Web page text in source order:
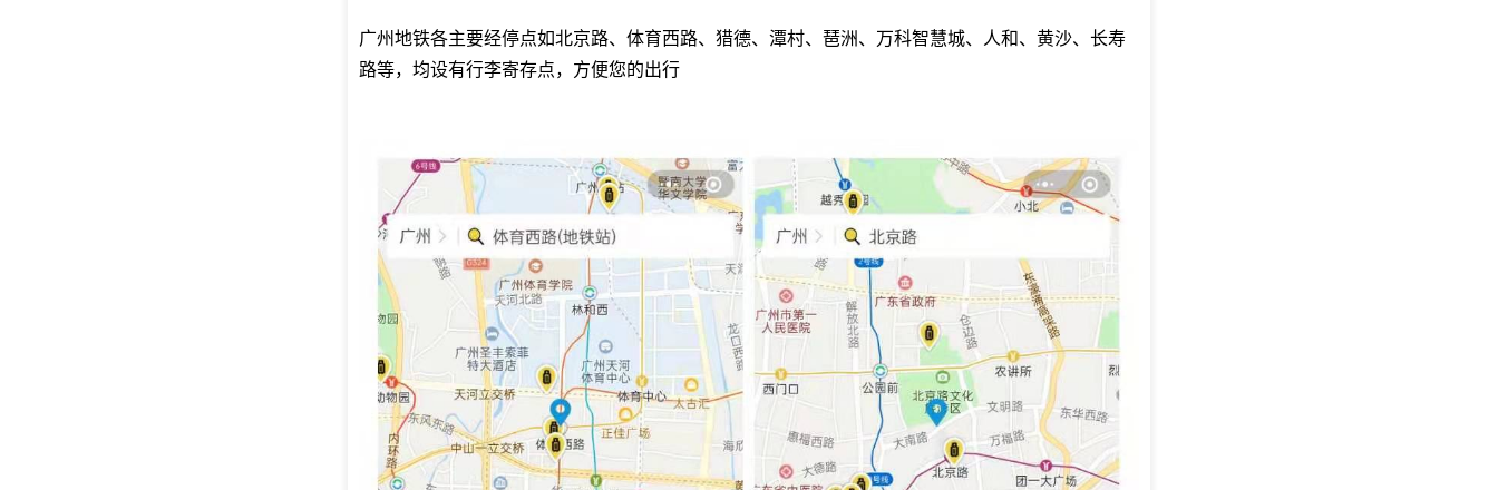
广州地铁各主要经停点如北京路、体育西路、猎德、潭村、琶洲、万科智慧城、人和、黄沙、长寿
路等，均设有行李寄存点，方便您的出行